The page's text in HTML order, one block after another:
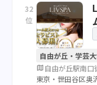
32
位
自由が丘・学芸
map 自由が丘駅南
東京・世田谷区奥